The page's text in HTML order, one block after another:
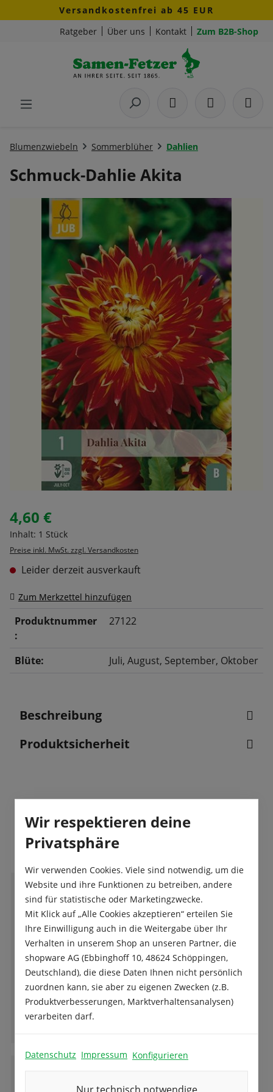
Zum Hauptinhalt springen
Versandkostenfrei ab 45 EUR
Ratgeber
Über uns Kontakt Zum B2B-Shop
Blumenzwiebeln Sommerblüher Dahlien
Schmuck-Dahlie Akita
Bildergalerie überspringen
Regulärer Preis:
4,60 €
Inhalt: 1 Stück
Preise inkl. MwSt. zzgl. Versandkosten
Leider derzeit ausverkauft
Zum Merkzettel hinzufügen
Produktnummer
:
27122
Blüte: Juli, August, September, Oktober
Beschreibung
Produktsicherheit
Das sagen unsere Kunden
M Martina Rommel
Wer Tulpen liebt und sie in den Garten, oder
in einer Schale pflanzen möchte, findet hier
eine umwerfende Auswahl.
Hier muss man nicht über ein Bild auf der
Packung entscheiden, sondern kann die
Pflanztermin werden die Zwiebeln nach
Fotos zeigen noch lange nicht die wahre
Ganze Bewertung lesen
Dennis Clauss
Wir respektieren deine
Privatsphäre
Wir verwenden Cookies. Viele sind notwendig, um die
Website und ihre Funktionen zu betreiben, andere
sind für statistische oder Marketingzwecke.
Mit Klick auf „Alle Cookies akzeptieren“ erteilen Sie
Ihre Einwilligung auch in die Weitergabe über Ihr
Verhalten in unserem Shop an unseren Partner, die
shopware AG (Ebbinghoff 10, 48624 Schöppingen,
Deutschland), die diese Daten Ihnen nicht persönlich
zuordnen kann, sie aber zu eigenen Zwecken (z.B.
Produktverbesserungen, Marktverhaltensanalysen)
verarbeiten darf.
Datenschutz Impressum Konfigurieren